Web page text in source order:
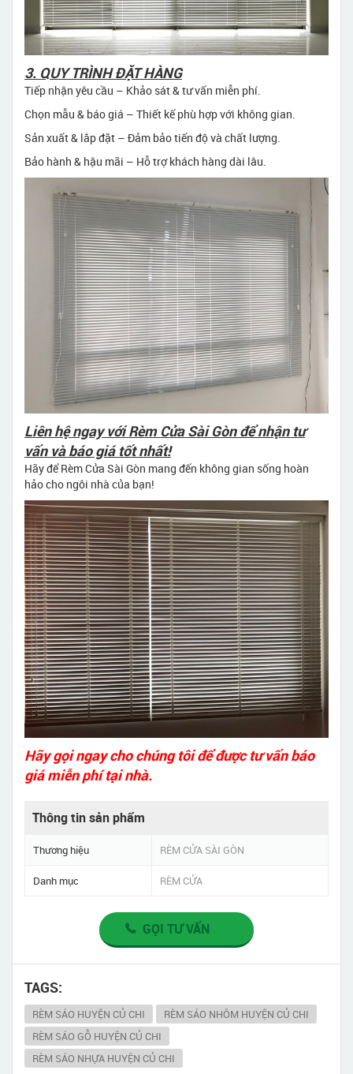
3. QUY TRÌNH ĐẶT HÀNG
Tiếp nhận yêu cầu – Khảo sát & tư vấn miễn phí.
Chọn mẫu & báo giá – Thiết kế phù hợp với không gian.
Sản xuất & lắp đặt – Đảm bảo tiến độ và chất lượng.
Bảo hành & hậu mãi – Hỗ trợ khách hàng dài lâu.
Liên hệ ngay với Rèm Cửa Sài Gòn để nhận tư
vấn và báo giá tốt nhất!
Hãy để Rèm Cửa Sài Gòn mang đến không gian sống hoàn
hảo cho ngôi nhà của bạn!
Hãy gọi ngay cho chúng tôi để được tư vấn báo
giá miễn phí tại nhà.
Thông tin sản phẩm
Thương hiệu RÈM CỬA SÀI GÒN
Danh mục RÈM CỬA
GỌI TƯ VẤN
TAGS:
RÈM SÁO HUYỆN CỦ CHI
RÈM SÁO NHÔM HUYỆN CỦ CHI
RÈM SÁO GỖ HUYỆN CỦ CHI
RÈM SÁO NHỰA HUYỆN CỦ CHI